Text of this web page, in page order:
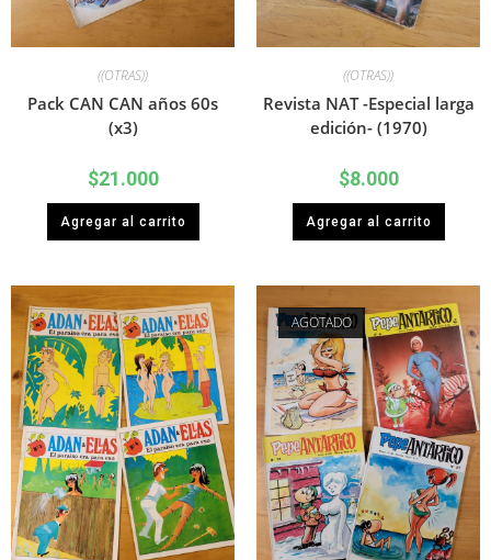
((OTRAS))
Pack CAN CAN años 60s
(x3)
$21.000
Agregar al carrito
((OTRAS))
Revista NAT -Especial larga
edición- (1970)
$8.000
Agregar al carrito
AGOTADO